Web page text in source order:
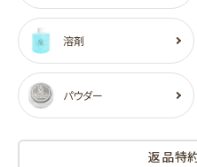
溶剤
パウダー
返品特